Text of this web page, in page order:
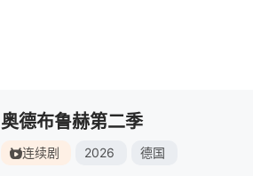
奥德布鲁赫第二季
连续剧 2026 德国